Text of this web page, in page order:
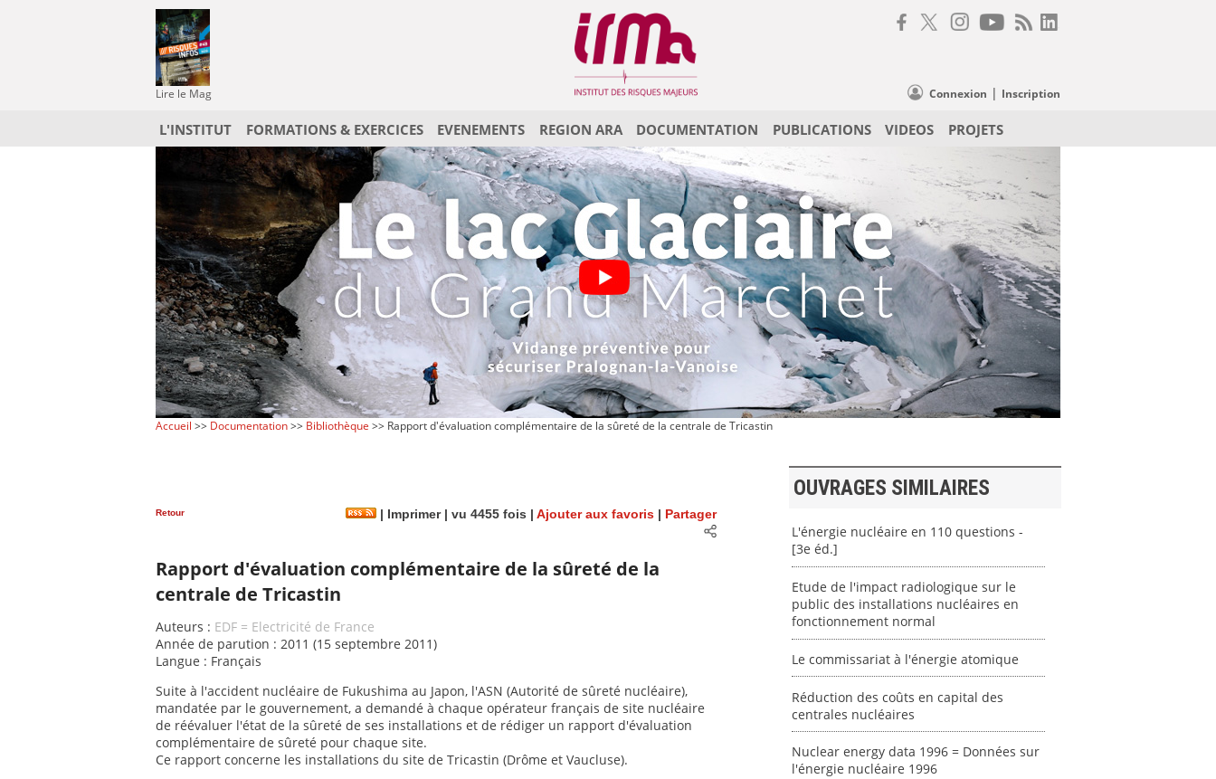
Lire le Mag Connexion | Inscription
L'INSTITUT FORMATIONS & EXERCICES EVENEMENTS REGION ARA DOCUMENTATION PUBLICATIONS VIDEOS PROJETS
Accueil >> Documentation>> Bibliothèque >> Rapport d'évaluation complémentaire de la sûreté de la centrale de Tricastin
Retour Imprimer| vu 4455 fois | Ajouter aux favoris Partager
Rapport d'évaluation complémentaire de la sûreté de la
centrale de Tricastin
Auteurs : EDF = Electricité de France
Année de parution : 2011 (15 septembre 2011)
Langue : Français
Suite à l'accident nucléaire de Fukushima au Japon, l'ASN (Autorité de sûreté nucléaire),
mandatée par le gouvernement, a demandé à chaque opérateur français de site nucléaire
de réévaluer l'état de la sûreté de ses installations et de rédiger un rapport d'évaluation
complémentaire de sûreté pour chaque site.
Ce rapport concerne les installations du site de Tricastin (Drôme et Vaucluse).
OUVRAGES SIMILAIRES
L'énergie nucléaire en 110 questions -
[3e éd.]
Etude de l'impact radiologique sur le
public des installations nucléaires en
fonctionnement normal
Le commissariat à l'énergie atomique
Réduction des coûts en capital des
centrales nucléaires
Nuclear energy data 1996 = Données sur
l'énergie nucléaire 1996